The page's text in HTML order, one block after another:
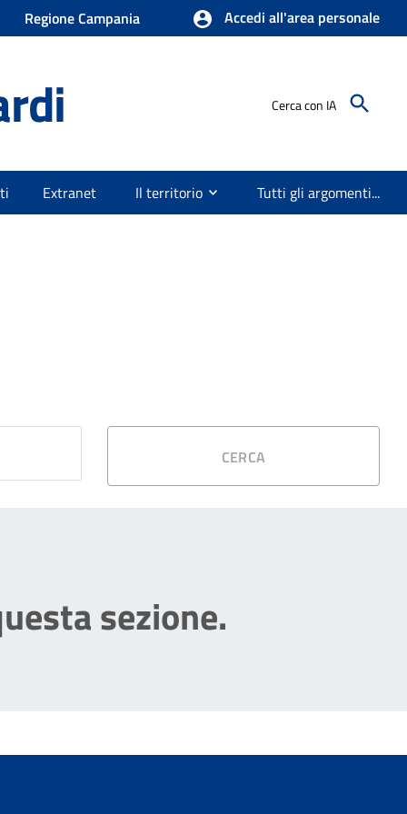
Regione Campania Accedi all'area personale
Cerca con IA
Extranet Il territorio Tutti gli argomenti...
CERCA
sezione.